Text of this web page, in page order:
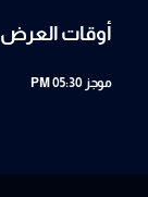
أوقات العرض
موجز 05:30 PM